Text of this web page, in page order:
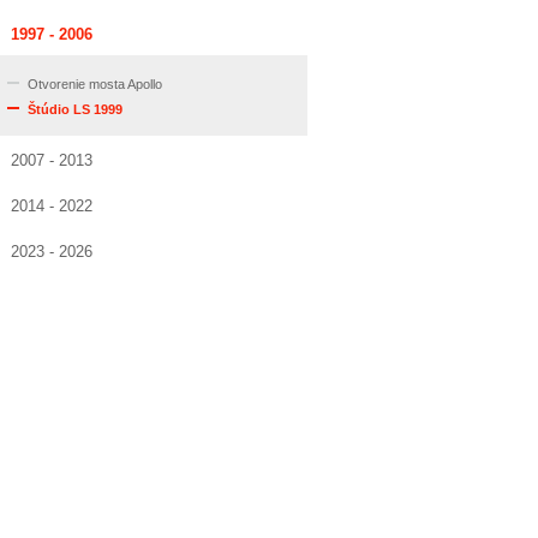
1997 - 2006
Otvorenie mosta Apollo
Štúdio LS 1999
2007 - 2013
2014 - 2022
2023 - 2026